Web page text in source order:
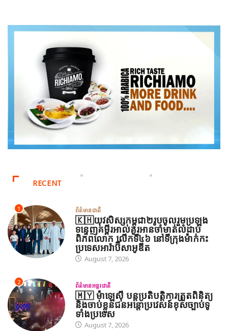
RECENT
1 ព័ត៌មានជាតិ
🇰🇭យុវសិស្សកម្ពុជា២រូបចូលរួមប្រឡង
ទន្ទេញគម្ពីរអាល់គូរអានចាំមាត់លំដាប់
ពិភពលោក លើកទី៤៦ នៅទីក្រុងម៉ាក់កះ
ប្រទេសអារ៉ាប៊ីសាអូឌីត
August 7, 2026
2 ព័ត៌មានអន្តរជាតិ
🇲🇾 ម៉ាឡេស៊ី បន្តប្រតិបត្តិការត្រួតពិនិត្យ
និងចាប់ខ្លួនជនអន្តោប្រវេសន៍ខុសច្បាប់ទូ
ទាំងប្រទេស
August 7, 2026